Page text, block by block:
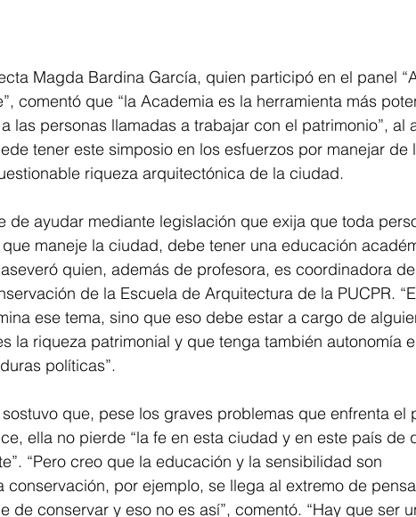
Magda Bardina García, quien participó en el panel
comentó que “la Academia es la herramienta más
las personas llamadas a trabajar con el patrimonio”, al
tener este simposio en los esfuerzos por manejar de
riqueza arquitectónica de la ciudad.
de ayudar mediante legislación que exija que toda
maneje la ciudad, debe tener una educación
quien, además de profesora, es coordinadora
de la Escuela de Arquitectura de la PUCPR.
ese tema, sino que eso debe estar a cargo de
la riqueza patrimonial y que tenga también autonomía
políticas”.
que, pese los graves problemas que enfrenta el
ella no pierde “la fe en esta ciudad y en este país de
“Pero creo que la educación y la sensibilidad son
por ejemplo, se llega al extremo de
de conservar y eso no es así”, comentó. “Hay que ser